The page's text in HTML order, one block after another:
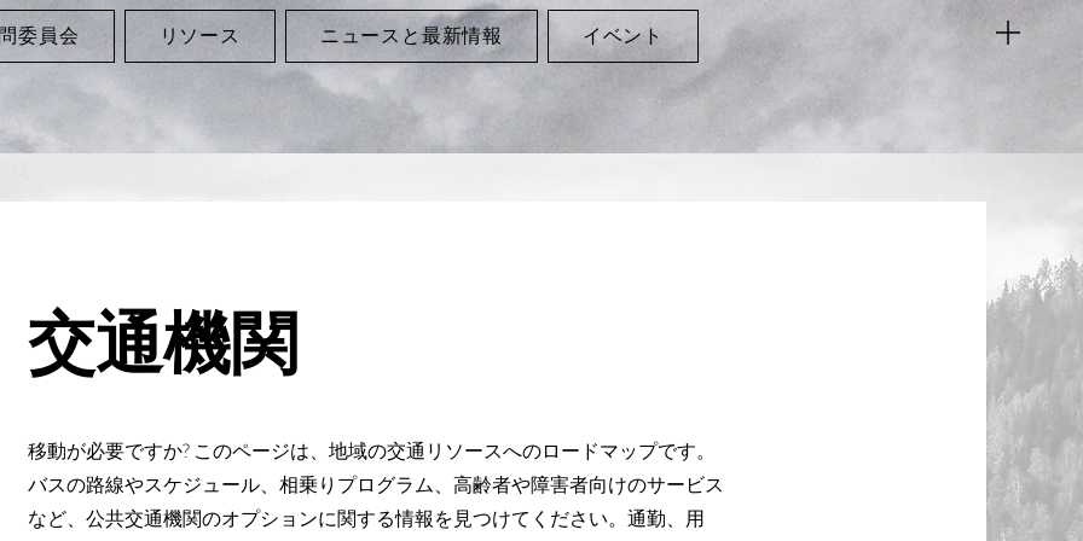
委員会 リソース ニュースと最新情報 イベント
交通機関
移動が必要ですか? このページは、地域の交通リソースへのロードマップです。
バスの路線やスケジュール、相乗りプログラム、高齢者や障害者向けのサービス
など、公共交通機関のオプションに関する情報を見つけてください。通勤、用